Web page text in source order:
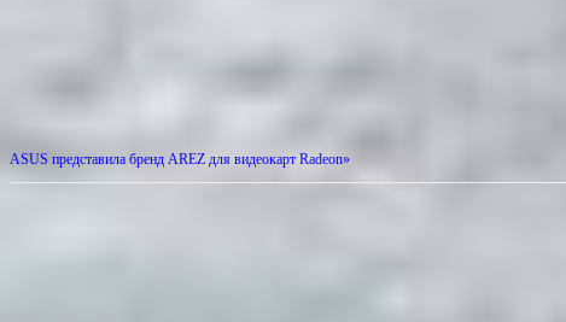
ASUS представила бренд AREZ для видеокарт Radeon»